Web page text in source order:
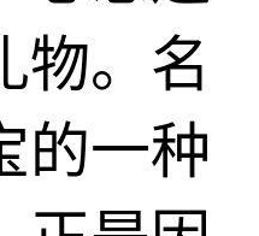
物。名
的一种